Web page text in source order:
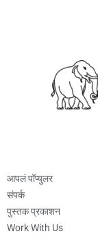
आपलं पॉप्युलर
संपर्क
पुस्तक प्रकाशन
Work With Us